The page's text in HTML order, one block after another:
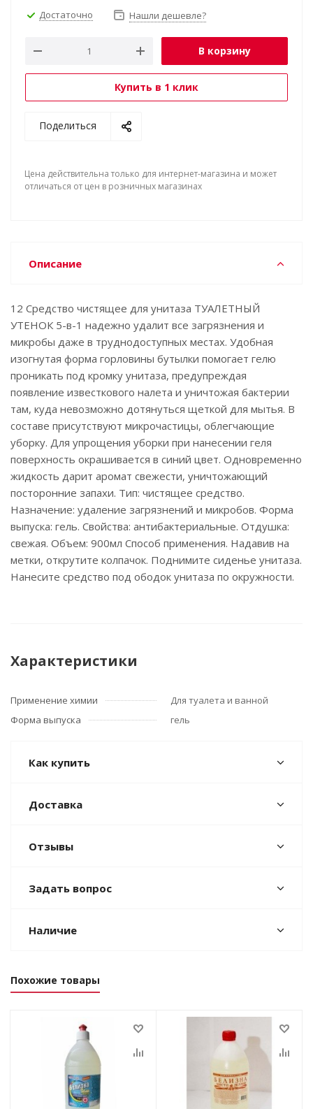
Достаточно Нашли дешевле?
В корзину
Купить в 1 клик
Поделиться
Цена действительна только для интернет-магазина и может
отличаться от цен в розничных магазинах
Описание
12 Средство чистящее для унитаза ТУАЛЕТНЫЙ
УТЕНОК 5-в-1 надежно удалит все загрязнения и
микробы даже в труднодоступных местах. Удобная
изогнутая форма горловины бутылки помогает гелю
проникать под кромку унитаза, предупреждая
появление известкового налета и уничтожая бактерии
там, куда невозможно дотянуться щеткой для мытья. В
составе присутствуют микрочастицы, облегчающие
уборку. Для упрощения уборки при нанесении геля
поверхность окрашивается в синий цвет. Одновременно
жидкость дарит аромат свежести, уничтожающий
посторонние запахи. Тип: чистящее средство.
Назначение: удаление загрязнений и микробов. Форма
выпуска: гель. Свойства: антибактериальные. Отдушка:
свежая. Объем: 900мл Способ применения. Надавив на
метки, открутите колпачок. Поднимите сиденье унитаза.
Нанесите средство под ободок унитаза по окружности.
Характеристики
Применение химии
Для туалета и ванной
Форма выпуска
гель
Как купить
Доставка
Отзывы
Задать вопрос
Наличие
Похожие товары